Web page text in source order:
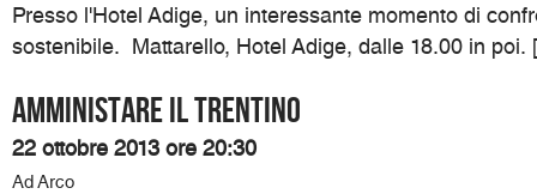
Presso l'Hotel Adige, un interessante momento di
sostenibile. Mattarello, Hotel Adige, dalle 18.00 in poi.
Amministare il Trentino
22 ottobre 2013 ore 20:30
Ad Arco